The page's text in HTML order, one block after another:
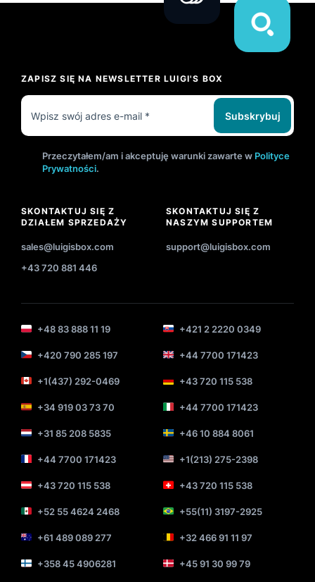
ZAPISZ SIĘ NA NEWSLETTER LUIGI'S BOX
Subskrybuj
Przeczytałem/am i akceptuję warunki zawarte w Polityce
Prywatności.
SKONTAKTUJ SIĘ Z
DZIAŁEM SPRZEDAŻY
sales@luigisbox.com
+43 720 881 446
SKONTAKTUJ SIĘ Z
NASZYM SUPPORTEM
support@luigisbox.com
+48 83 888 11 19 +421 2 2220 0349
+420 790 285 197 +44 7700 171423
+1(437) 292-0469 +43 720 115 538
+34 919 03 73 70 +44 7700 171423
+31 85 208 5835 +46 10 884 8061
+44 7700 171423 +1(213) 275-2398
+43 720 115 538 +43 720 115 538
+52 55 4624 2468 +55(11) 3197-2925
+61 489 089 277 +32 466 91 11 97
+358 45 4906281 +45 91 30 99 79